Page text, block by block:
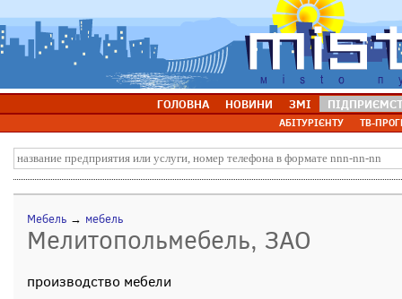
ГОЛОВНА НОВИНИ ЗМІ
АБІТУРІЄНТУ ТВ-
Мебель → мебель
Мелитопольмебель, ЗАО
производство мебели